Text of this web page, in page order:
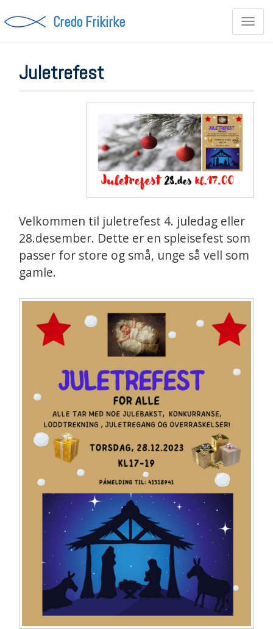
Credo Frikirke
Juletrefest
Velkommen til juletrefest 4. juledag eller
28.desember. Dette er en spleisefest som
passer for store og små, unge så vell som
gamle.